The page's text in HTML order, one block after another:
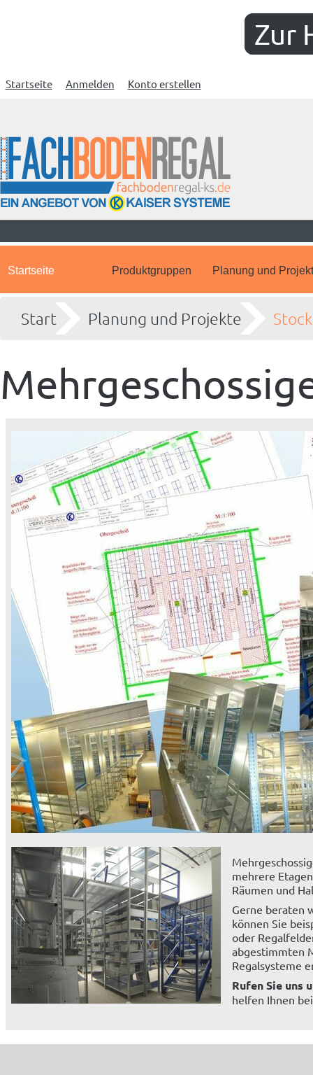
Zur
Startseite Anmelden Konto erstellen
Startseite Produktgruppen Planung und
Start Planung und Projekte
mehrere
Räumen und
Gerne beraten
können Sie
oder
abgestimmten
Regalsysteme
Rufen Sie uns
helfen Ihnen